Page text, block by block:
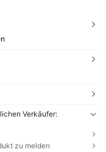
Verkäufer:
zu melden